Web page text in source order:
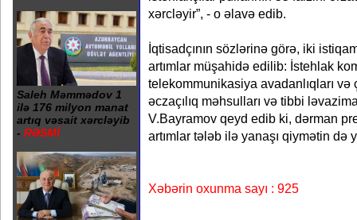
Saleh Məmmədov 1
ilə 176 milyon manat
artıq vəsait xərcləyib
- RƏSMİ
xərcləyir”, - o əlavə edib.
İqtisadçının sözlərinə görə, iki
artımlar müşahidə edilib: İstehlak
telekommunikasiya avadanlıqları və
əczaçılıq məhsulları və tibbi
V.Bayramov qeyd edib ki, dərman
artımlar tələb ilə yanaşı qiymətin də
Xəbərin oxunma sayı : 925